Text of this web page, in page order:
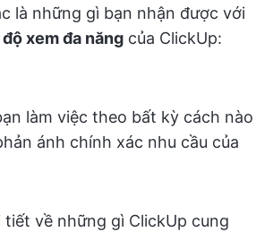
là những gì bạn nhận được với
xem đa năng của ClickUp:
làm việc theo bất kỳ cách nào
ánh chính xác nhu cầu của
tiết về những gì ClickUp cung